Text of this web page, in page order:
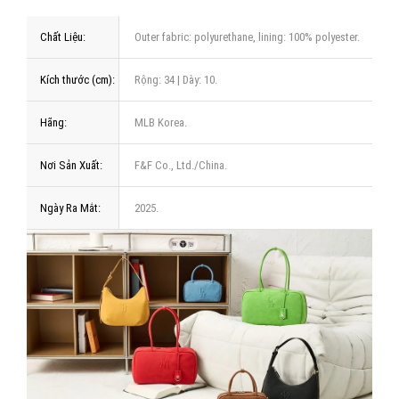
Chất Liệu: Outer fabric: polyurethane, lining: 100% polyester.
Kích thước (cm): Rộng: 34 | Dày: 10.
Hãng: MLB Korea.
Nơi Sản Xuất: F&F Co., Ltd./China.
Ngày Ra Mắt: 2025.